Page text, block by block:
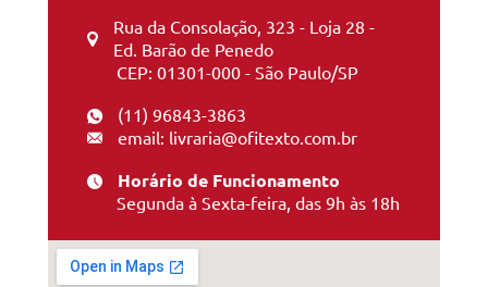
Rua da Consolação, 323 - Loja 28 -
Ed. Barão de Penedo
CEP: 01301-000 - São Paulo/SP
(11) 96843-3863
email: livraria@ofitexto.com.br
Horário de Funcionamento
Segunda à Sexta-feira, das 9h às 18h